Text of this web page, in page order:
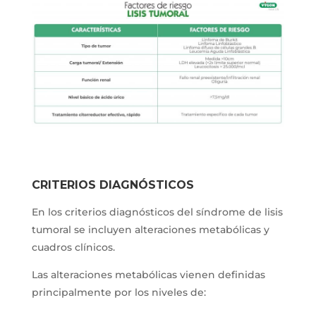
CRITERIOS DIAGNÓSTICOS
En los criterios diagnósticos del síndrome de lisis
tumoral se incluyen alteraciones metabólicas y
cuadros clínicos.
Las alteraciones metabólicas vienen definidas
principalmente por los niveles de: